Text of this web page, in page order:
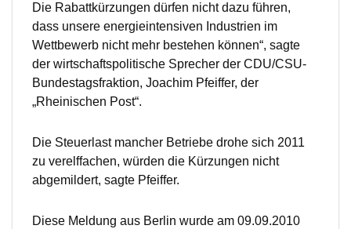
Die Rabattkürzungen dürfen nicht dazu führen,
dass unsere energieintensiven Industrien im
Wettbewerb nicht mehr bestehen können“, sagte
der wirtschaftspolitische Sprecher der CDU/CSU-
Bundestagsfraktion, Joachim Pfeiffer, der
„Rheinischen Post“.
Die Steuerlast mancher Betriebe drohe sich 2011
zu verelffachen, würden die Kürzungen nicht
abgemildert, sagte Pfeiffer.
Diese Meldung aus Berlin wurde am 09.09.2010